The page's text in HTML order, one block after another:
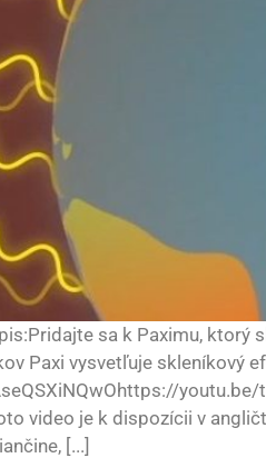
sa k Paximu, ktorý
Paxi vysvetľuje skleníkový
video je k dispozícii v
[...]